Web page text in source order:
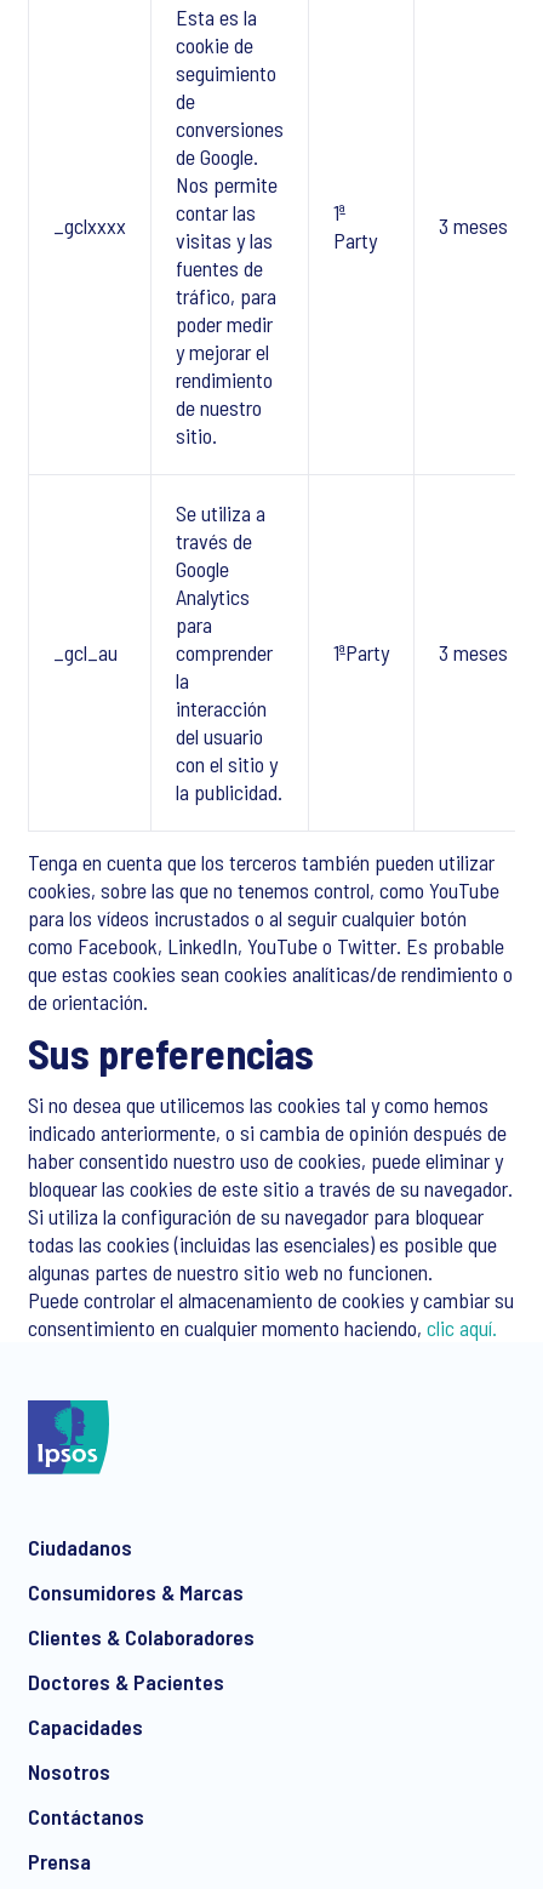
_gclxxxx
Esta es la
cookie de
seguimiento
de
conversiones
de Google.
Nos permite
contar las
visitas y las
fuentes de
tráfico, para
poder medir
y mejorar el
rendimiento
de nuestro
sitio.
1ª
Party
3 meses
_gcl_au
Se utiliza a
través de
Google
Analytics
para
comprender
la
interacción
del usuario
con el sitio y
la publicidad.
1ªParty 3 meses
Tenga en cuenta que los terceros también pueden utilizar
cookies, sobre las que no tenemos control, como YouTube
para los vídeos incrustados o al seguir cualquier botón
como Facebook, LinkedIn, YouTube o Twitter. Es probable
que estas cookies sean cookies analíticas/de rendimiento o
de orientación.
Sus preferencias
Si no desea que utilicemos las cookies tal y como hemos
indicado anteriormente, o si cambia de opinión después de
haber consentido nuestro uso de cookies, puede eliminar y
bloquear las cookies de este sitio a través de su navegador.
Si utiliza la configuración de su navegador para bloquear
todas las cookies (incluidas las esenciales) es posible que
algunas partes de nuestro sitio web no funcionen.
Puede controlar el almacenamiento de cookies y cambiar su
consentimiento en cualquier momento haciendo, clic aquí.
Ciudadanos
Consumidores & Marcas
Clientes & Colaboradores
Doctores & Pacientes
Capacidades
Nosotros
Contáctanos
Prensa